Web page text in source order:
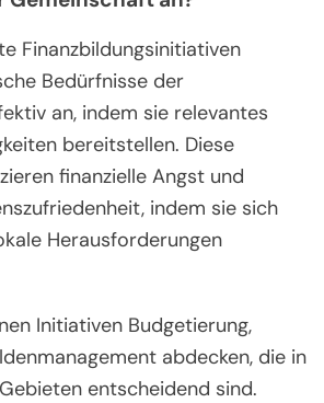
Finanzbildungsinitiativen
Bedürfnisse der
an, indem sie relevantes
bereitstellen. Diese
finanzielle Angst und
indem sie sich
Herausforderungen
Initiativen Budgetierung,
abdecken, die in
entscheidend sind.